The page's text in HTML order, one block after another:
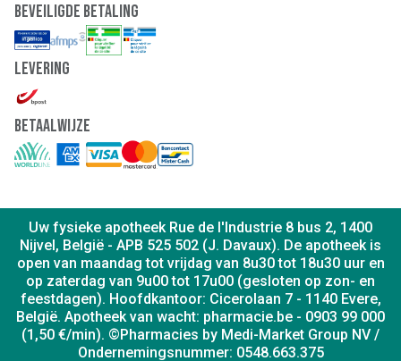
Beveiligde Betaling
Levering
Betaalwijze
Uw fysieke apotheek Rue de l'Industrie 8 bus 2, 1400
Nijvel, België - APB 525 502 (J. Davaux). De apotheek is
open van maandag tot vrijdag van 8u30 tot 18u30 uur en
op zaterdag van 9u00 tot 17u00 (gesloten op zon- en
feestdagen). Hoofdkantoor: Cicerolaan 7 - 1140 Evere,
België. Apotheek van wacht: pharmacie.be - 0903 99 000
(1,50 €/min). ©Pharmacies by Medi-Market Group NV /
Ondernemingsnummer: 0548.663.375